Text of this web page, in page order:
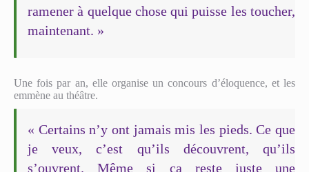
ramener à quelque chose qui puisse les toucher,
maintenant. »
Une fois par an, elle organise un concours d’éloquence, et les
emmène au théâtre.
« Certains n’y ont jamais mis les pieds. Ce que
je veux, c’est qu’ils découvrent, qu’ils
s’ouvrent. Même si ça reste juste une